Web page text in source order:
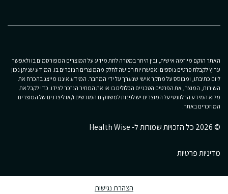
האתר הוקם מיוזמה אישית, ובין היתר במטרה לתת מידע על המוצרים המפורסמים בו ולאפשר
ערוץ לקבלת פרטים נוספים ואפשרויות רכישה לחלק מהמוצרים הנזכרים בו. המידע שניתן נכון
ליום כתיבתו, ומבוסס על מחקר אישי שנערך על ידי המחבר. המידע איננו מייצג בהכרח את
השירות, המוצר, את הפרטים הטכניים הכלולים בו או את המחיר הנזכר לצידו. כדי לקבל את
מלוא המידע הרלוונטי על המוצרים יש לפנות למשווקים המורשים ו/או ליצרנים של המוצרים
המוזכרים באתר.
© 2026 כל הזכויות שמורות ל- Health Wise
מדיניות פרטיות
הצהרת נגישות